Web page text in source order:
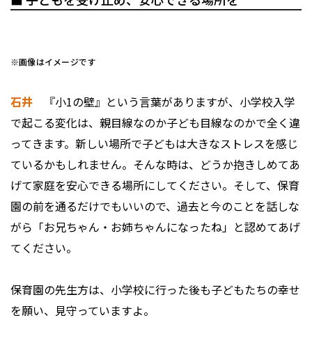
※画像はイメージです
石井 『小1の壁』という言葉がありますが、小学校入学
で起こる変化は、親目線なのか子ども目線なのかで全く違
ってきます。新しい場所で子どもは大きなストレスを感じ
ているかもしれません。そんな時は、どうか抱きしめてあ
げて家庭を安心できる場所にしてください。そして、保育
園の前を通るだけでもいいので、過去と今のことを話しな
がら「お兄ちゃん・お姉ちゃんになったね」と認めてあげ
てください。
保育園の先生方は、小学校に行った後も子どもたちの幸せ
を願い、見守っていますよ。